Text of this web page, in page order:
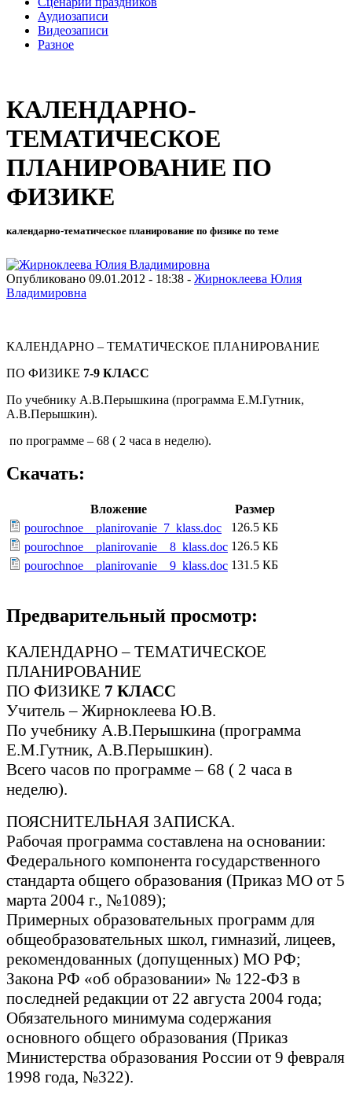
Аудиозаписи
Видеозаписи
Разное
КАЛЕНДАРНО-
ТЕМАТИЧЕСКОЕ
ПЛАНИРОВАНИЕ ПО
ФИЗИКЕ
календарно-тематическое планирование по физике по теме
Опубликовано 09.01.2012 - 18:38 - Жирноклеева Юлия
Владимировна
КАЛЕНДАРНО – ТЕМАТИЧЕСКОЕ ПЛАНИРОВАНИЕ
ПО ФИЗИКЕ 7-9 КЛАСС
По учебнику А.В.Перышкина (программа Е.М.Гутник,
А.В.Перышкин).
по программе – 68 ( 2 часа в неделю).
Скачать:
Вложение
Размер
pourochnoe__planirovanie_7_klass.doc
126.5 КБ
pourochnoe__planirovanie__8_klass.doc 126.5 КБ
pourochnoe__planirovanie__9_klass.doc 131.5 КБ
Предварительный просмотр:
КАЛЕНДАРНО – ТЕМАТИЧЕСКОЕ
ПЛАНИРОВАНИЕ
ПО ФИЗИКЕ 7 КЛАСС
Учитель – Жирноклеева Ю.В.
По учебнику А.В.Перышкина (программа
Е.М.Гутник, А.В.Перышкин).
Всего часов по программе – 68 ( 2 часа в
неделю).
ПОЯСНИТЕЛЬНАЯ ЗАПИСКА.
Рабочая программа составлена на основании:
Федерального компонента государственного
стандарта общего образования (Приказ МО от 5
марта 2004 г., №1089);
Примерных образовательных программ для
общеобразовательных школ, гимназий, лицеев,
рекомендованных (допущенных) МО РФ;
Закона РФ «об образовании» № 122-ФЗ в
последней редакции от 22 августа 2004 года;
Обязательного минимума содержания
основного общего образования (Приказ
Министерства образования России от 9 февраля
1998 года, №322).